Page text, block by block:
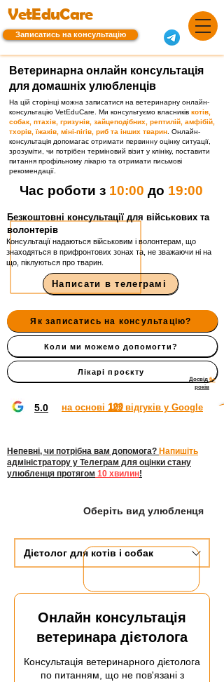
VetEduCare
Записатись на консультацію
Ветеринарна онлайн консультація
для домашніх улюбленців
На цій сторінці можна записатися на ветеринарну онлайн-
консультацію VetEduCare. Ми консультуємо власників котів,
собак, птахів, гризунів, зайцеподібних, рептилій, амфібій,
тхорів, їжаків, міні-пігів, риб та інших тварин . Онлайн-
консультація допомагає отримати первинну оцінку ситуації,
зрозуміти, чи потрібен терміновий візит у клініку, поставити
питання профільному лікарю та отримати письмові
рекомендації.
Час роботи з 10:00 до 19:00
Написати в телеграмі
Консультації надаються військовим і волонтерам, що
знаходяться в прифронтових зонах та, не зважаючи ні на
що, піклуються про тварин.
Безкоштовні консультації для військових та
волонтерів
Як записатись на консультацію?
Коли ми можемо допомогти?
Лікарі проєкту
Досвід 6+
років
на основі 123 відгуків у Google
100
5.0
Непевні, чи потрібна вам допомога? Напишіть
адміністратору у Телеграм для оцінки стану
улюбленця протягом 10 хвилин!
Дієтолог для котів і собак
Онлайн консультація
ветеринара дієтолога
Консультація ветеринарного дієтолога
по питанням, що не пов'язані з
Оберіть вид улюбленця